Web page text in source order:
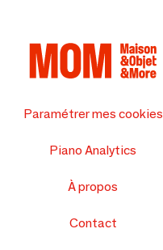
Paramétrer mes cookies
Piano Analytics
À propos
Contact